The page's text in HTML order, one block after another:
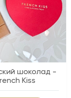
шоколад -
Kiss